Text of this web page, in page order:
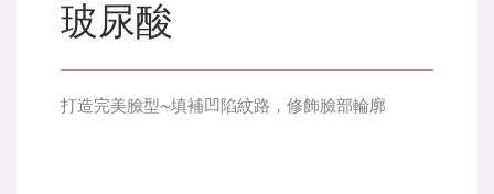
玻尿酸
打造完美臉型~填補凹陷紋路，修飾臉部輪廓